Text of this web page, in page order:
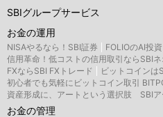
SBIグループサービス
お金の運用
NISAやるなら！SBI証券
FOLIOのAI投
信用革命！低コストの信用取引ならSBI
FXならSBI FXトレード
ビットコインは
初心者でも気軽にビットコイン取引
資産形成に、アートという選択肢 SBIア
お金の管理